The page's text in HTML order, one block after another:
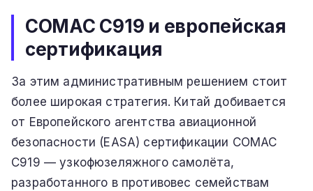
COMAC C919 и европейская
сертификация
За этим административным решением стоит
более широкая стратегия. Китай добивается
от Европейского агентства авиационной
безопасности (EASA) сертификации COMAC
C919 — узкофюзеляжного самолёта,
разработанного в противовес семействам